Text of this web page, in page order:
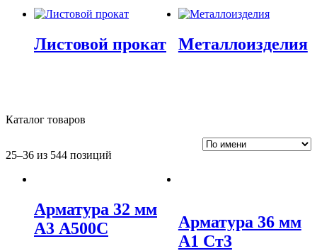
Листовой прокат Металлоизделия
Каталог товаров
25–36 из 544 позиций
Арматура 32 мм
А3 А500С
Арматура 36 мм
А1 Ст3